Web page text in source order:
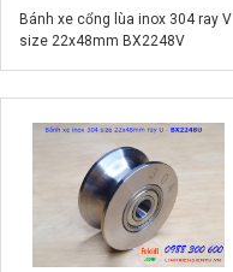
Bánh xe cổng lùa inox 304 ray V
size 22x48mm BX2248V